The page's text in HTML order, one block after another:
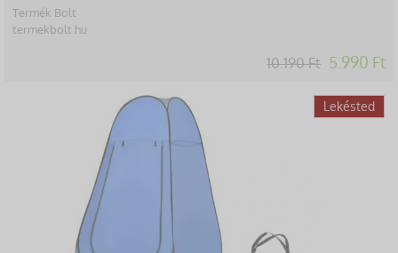
Termék Bolt
termekbolt.hu
10.190 Ft 5.990 Ft
Lekésted